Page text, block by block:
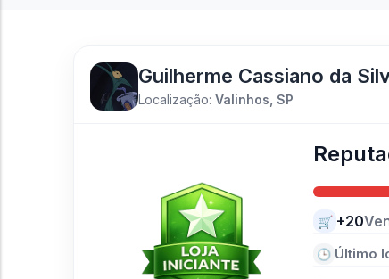
Guilherme Cassiano da
Localização: Valinhos, SP
🛒 +20
🕒 Último